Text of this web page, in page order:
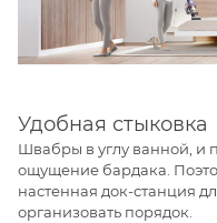
Удобная стыковка
Швабры в углу ванной, и
ощущение бардака.
настенная док-станция
организовать порядок.